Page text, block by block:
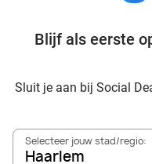
Blijf als eerste
Sluit je aan bij Social
Selecteer jouw stad/regio:
Haarlem
Ervaar de kwaliteit van
Haarlem
Met hoge korting naar
Skiën met korting in
en indoor skibanen